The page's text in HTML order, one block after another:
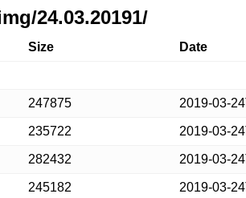
24.03.20191/
Size Date
247875 2019-03-
235722 2019-03-
282432 2019-03-
245182 2019-03-